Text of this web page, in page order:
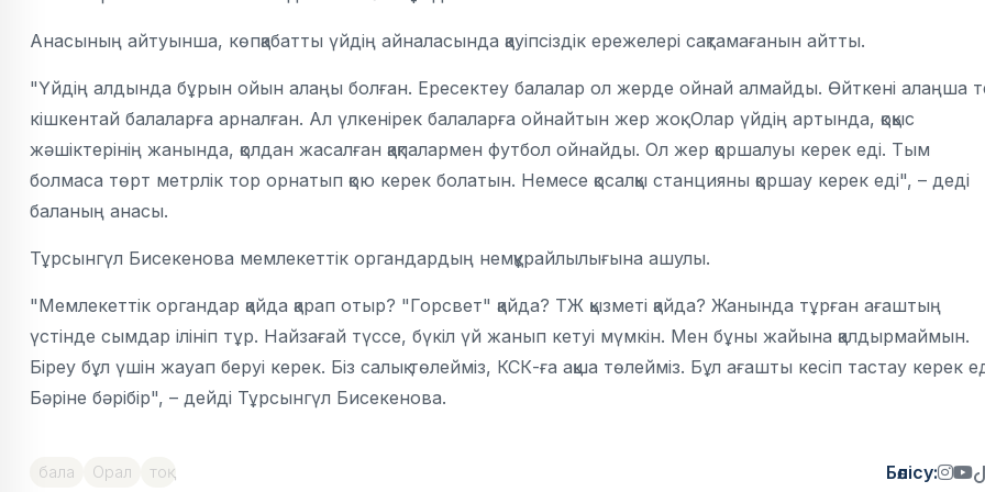
Анасының айтуынша, көпқабатты үйдің айналасында қауіпсіздік ережелері сақтамағанын айтты.
"Үйдің алдында бұрын ойын алаңы болған. Ересектеу балалар ол жерде ойнай алмайды. Өйткені алаңша
кішкентай балаларға арналған. Ал үлкенірек балаларға ойнайтын жер жоқ. Олар үйдің артында, қоқыс
жәшіктерінің жанында, қолдан жасалған қақпалармен футбол ойнайды. Ол жер қоршалуы керек еді. Тым
болмаса төрт метрлік тор орнатып қою керек болатын. Немесе қосалқы станцияны қоршау керек еді", – деді
баланың анасы.
Тұрсынгүл Бисекенова мемлекеттік органдардың немқұрайлылығына ашулы.
"Мемлекеттік органдар қайда қарап отыр? "Горсвет" қайда? ТЖ қызметі қайда? Жанында тұрған ағаштың
үстінде сымдар ілініп тұр. Найзағай түссе, бүкіл үй жанып кетуі мүмкін. Мен бұны жайына қалдырмаймын.
Біреу бұл үшін жауап беруі керек. Біз салық төлейміз, КСК-ға ақша төлейміз. Бұл ағашты кесіп тастау керек
Бәріне бәрібір", – дейді Тұрсынгүл Бисекенова.
бала Орал тоқ Бөлісу: